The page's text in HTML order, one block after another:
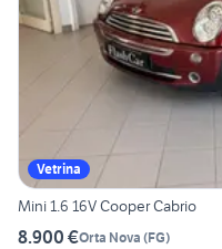
Vetrina
Mini 1.6 16V Cooper Cabrio
8.900 €Orta Nova (FG)